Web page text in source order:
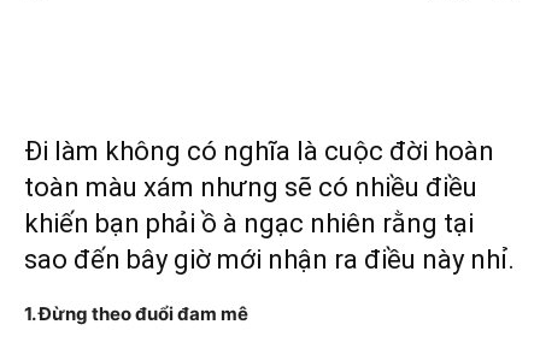
Đi làm không có nghĩa là cuộc đời hoàn
toàn màu xám nhưng sẽ có nhiều điều
khiến bạn phải ồ à ngạc nhiên rằng tại
sao đến bây giờ mới nhận ra điều này nhỉ.
1. Đừng theo đuổi đam mê